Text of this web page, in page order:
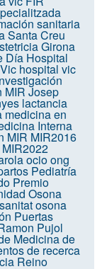
sanitaria
Santa Creu
Girona
Día Hospital
hospital vic
MIR Josep
lactancia
medicina en
Interna
MIR MIR2016
MIR2022
ocioong
Pediatría
Premio
Osona
osona
Puertas
Pujol
Medicina de
de recerca
Reino